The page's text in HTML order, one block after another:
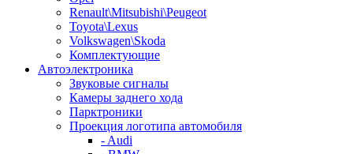
Renault\Mitsubishi\Peugeot
Toyota\Lexus
Volkswagen\Skoda
Комплектующие
Автоэлектроника
Звуковые сигналы
Камеры заднего хода
Парктроники
Проекция логотипа автомобиля
- Audi